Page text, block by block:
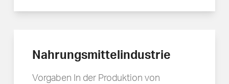
Nahrungsmittelindustrie
Vorgaben In der Produktion von